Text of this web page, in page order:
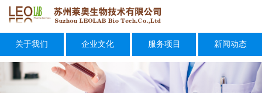
关于我们 企业文化 服务项目 新闻动态